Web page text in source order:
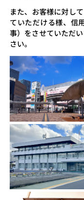
また、お客様に対し
ていただける様、信
事）をさせていただ
さい。